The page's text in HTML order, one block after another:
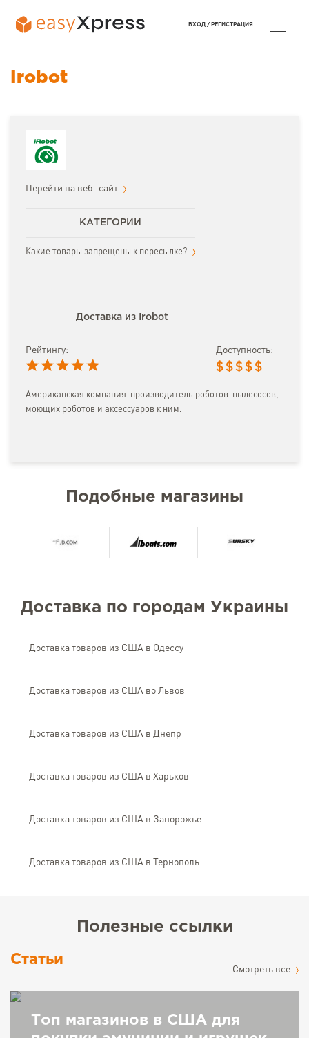
Irobot
Перейти на веб- сайт
КАТЕГОРИИ
Какие товары запрещены к пересылке?
Доставка из Irobot
Рейтингу: Доступность:
$ $ $ $ $
Американская компания-производитель роботов-пылесосов,
моющих роботов и аксессуаров к ним.
Подобные магазины
Доставка по городам Украины
Доставка товаров из США в Одессу
Доставка товаров из США во Львов
Доставка товаров из США в Днепр
Доставка товаров из США в Харьков
Доставка товаров из США в Запорожье
Доставка товаров из США в Тернополь
Полезные ссылки
Статьи
Cмотреть все
Топ магазинов в США для
ВХОД / РЕГИСТРАЦИЯ